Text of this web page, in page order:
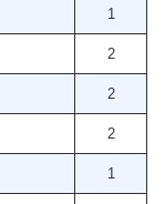
1
2
2
2
1